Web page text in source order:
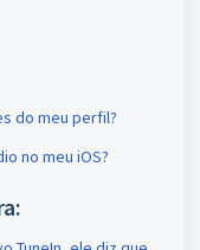
do meu perfil?
no meu iOS?